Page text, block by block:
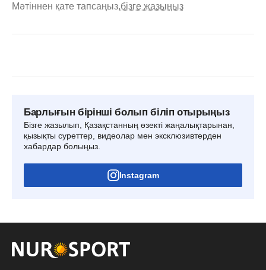
Мәтіннен қате тапсаңыз,бізге жазыңыз
Барлығын бірінші болып біліп отырыңыз
Бізге жазылып, Қазақстанның өзекті жаңалықтарынан,
қызықты суреттер, видеолар мен эксклюзивтерден
хабардар болыңыз.
Instagram